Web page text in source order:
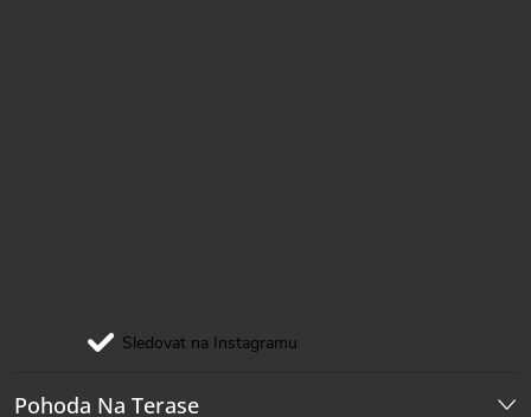
Sledovat na Instagramu
Pohoda Na Terase